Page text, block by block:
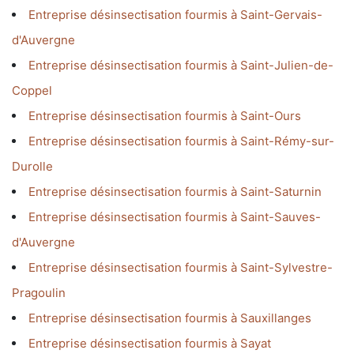
Entreprise désinsectisation fourmis à Saint-Gervais-
d'Auvergne
Entreprise désinsectisation fourmis à Saint-Julien-de-
Coppel
Entreprise désinsectisation fourmis à Saint-Ours
Entreprise désinsectisation fourmis à Saint-Rémy-sur-
Durolle
Entreprise désinsectisation fourmis à Saint-Saturnin
Entreprise désinsectisation fourmis à Saint-Sauves-
d'Auvergne
Entreprise désinsectisation fourmis à Saint-Sylvestre-
Pragoulin
Entreprise désinsectisation fourmis à Sauxillanges
Entreprise désinsectisation fourmis à Sayat